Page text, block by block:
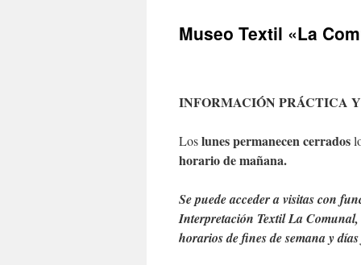
Museo Textil «La
INFORMACIÓN PRÁCTICA
Loslunes permanecen cerrados
horario de mañana.
Se puede acceder a visitas con
Interpretación Textil La Comunal,
horarios de fines de semana y días